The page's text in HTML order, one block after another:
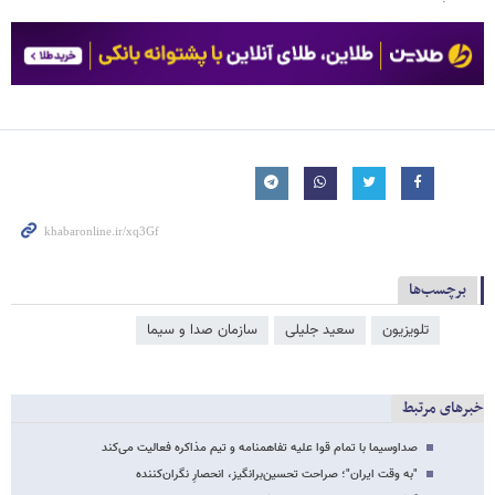
برچسب‌ها
تلویزیون سعید جلیلی سازمان صدا و سیما
خبرهای مرتبط
صداوسیما با تمام قوا علیه تفاهمنامه و تیم مذاکره فعالیت می‌کند
"به وقت ایران"؛ صراحت تحسین‌برانگیز، انحصارِ نگران‌کننده